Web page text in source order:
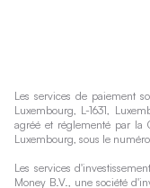
Les services de paiement
Luxembourg, L-1631,
agréé et réglementé par la
Luxembourg, sous le
Les services
Money B.V., une société